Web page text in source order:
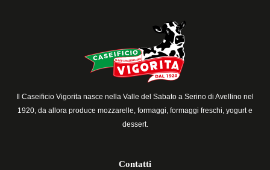
Il Caseificio Vigorita nasce nella Valle del Sabato a Serino di Avellino nel
1920, da allora produce mozzarelle, formaggi, formaggi freschi, yogurt e
dessert.
Contatti